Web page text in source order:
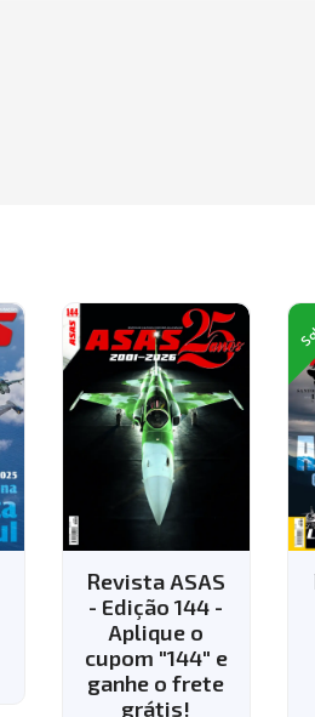
Sale!
Revista ASAS
- Edição 130
R$33.90
R$9.90